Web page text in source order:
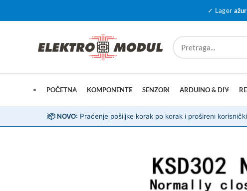
✓ Lager
POČETNA KOMPONENTE SENZORI ARDUINO & DIY
ℹ️📦 NOVO: Praćenje pošiljke korak po korak i prošireni